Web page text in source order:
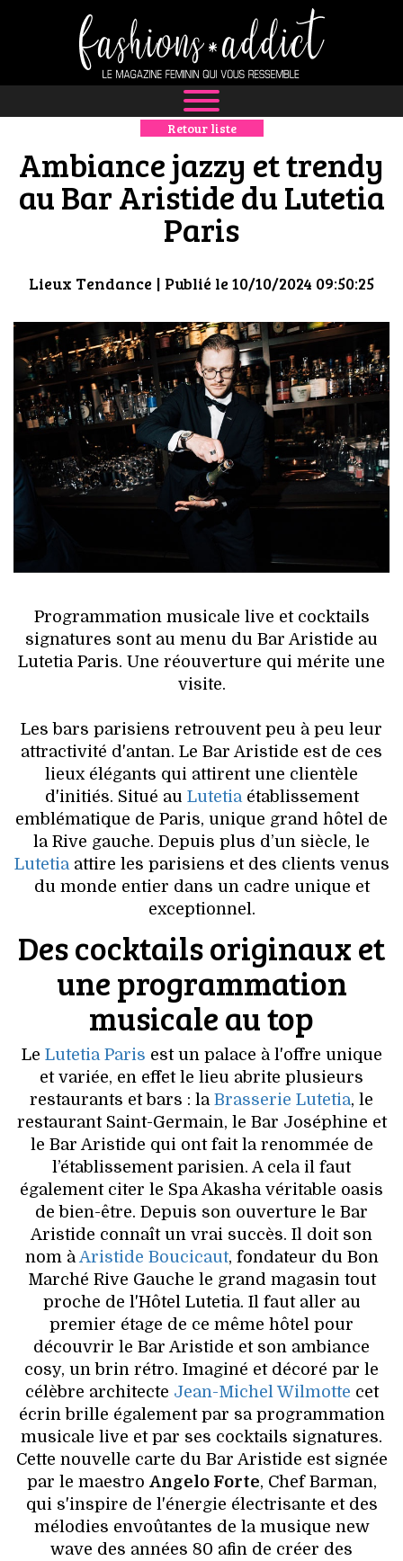
NEWS
MODE
LUXE
DÉFILÉS
BOUTIQUE
CULTURE
HIGH TECH
MAISON
AUTO
MODE DE RUE
JEUNES CRÉATEURS
HISTOIRE DES MARQUES
DÉCO
VOYAGES & LOISIRS
Retour liste
Ambiance jazzy et trendy
au Bar Aristide du Lutetia
Paris
Lieux Tendance | Publié le 10/10/2024 09:50:25
Programmation musicale live et cocktails
signatures sont au menu du Bar Aristide au
Lutetia Paris. Une réouverture qui mérite une
visite.
Les bars parisiens retrouvent peu à peu leur
attractivité d'antan. Le Bar Aristide est de ces
lieux élégants qui attirent une clientèle
d'initiés. Situé au Lutetia établissement
emblématique de Paris, unique grand hôtel de
la Rive gauche. Depuis plus d’un siècle, le
Lutetia attire les parisiens et des clients venus
du monde entier dans un cadre unique et
exceptionnel.
Des cocktails originaux et
une programmation
musicale au top
Le Lutetia Paris est un palace à l'offre unique
et variée, en effet le lieu abrite plusieurs
restaurants et bars : la Brasserie Lutetia, le
restaurant Saint-Germain, le Bar Joséphine et
le Bar Aristide qui ont fait la renommée de
l’établissement parisien. A cela il faut
également citer le Spa Akasha véritable oasis
de bien-être. Depuis son ouverture le Bar
Aristide connaît un vrai succès. Il doit son
nom à Aristide Boucicaut, fondateur du Bon
Marché Rive Gauche le grand magasin tout
proche de l'Hôtel Lutetia. Il faut aller au
premier étage de ce même hôtel pour
découvrir le Bar Aristide et son ambiance
cosy, un brin rétro. Imaginé et décoré par le
célèbre architecte Jean-Michel Wilmotte cet
écrin brille également par sa programmation
musicale live et par ses cocktails signatures.
Cette nouvelle carte du Bar Aristide est signée
par le maestro Angelo Forte, Chef Barman,
qui s'inspire de l'énergie électrisante et des
mélodies envoûtantes de la musique new
wave des années 80 afin de créer des